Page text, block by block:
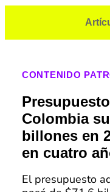
CONTENIDO
Colombia
billones en
en cuatro
El presupuesto